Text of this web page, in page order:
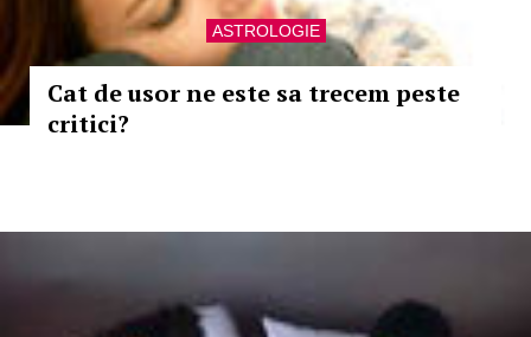
ASTROLOGIE
Cat de usor ne este sa trecem peste
critici?